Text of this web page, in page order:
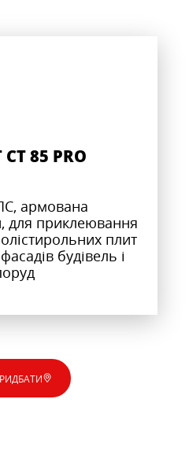
CT 85 PRO
армована
для приклеювання
плит
будівель і